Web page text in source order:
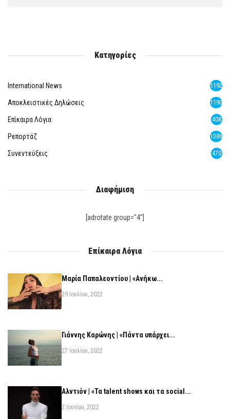
Κατηγορίες
International News 1192
Αποκλειστικές Δηλώσεις 1190
Επίκαιρα Λόγια 408
Ρεπορτάζ 1386
Συνεντεύξεις 470
Διαφήμιση
[adrotate group="4"]
Επίκαιρα Λόγια
Μαρία Παπαλεοντίου | «Ανήκω...
29 Ιουλίου, 2022
Γιάννης Καρώνης | «Πάντα υπάρχει...
27 Ιουλίου, 2022
Αλντιόν | «Τα talent shows και τα social...
2 Ιουνίου, 2022